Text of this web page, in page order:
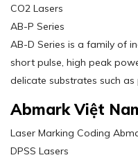
CO2 Lasers
AB-P Series
AB-D Series is a family of
short pulse, high peak
delicate substrates such
Abmark Việt
Laser Marking Coding
DPSS Lasers